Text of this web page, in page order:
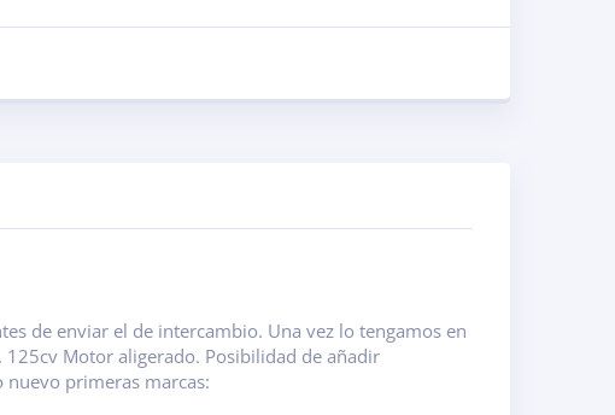
de enviar el de intercambio. Una vez lo tengamos en
125cv Motor aligerado. Posibilidad de añadir
primeras marcas: